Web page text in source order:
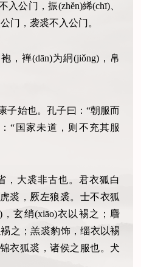
公门，振(zhěn)絺(chī)、
门，袭裘不入公门。
，褝(dān)为絅(jiǒng)，帛
子始也。孔子曰：“朝服而
“国家未道，则不充其服
，大裘非古也。君衣狐白
裘，厥左狼裘。士不衣狐
玄绡(xiāo)衣以裼之；麛
之；羔裘豹饰，缁衣以裼
衣狐裘，诸侯之服也。犬